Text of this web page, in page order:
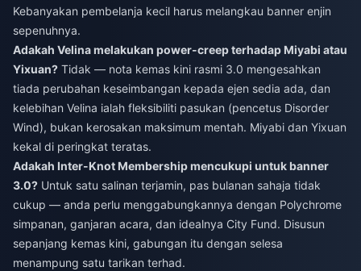
Kebanyakan pembelanja kecil harus melangkau banner enjin
sepenuhnya.
Adakah Velina melakukan power-creep terhadap Miyabi atau
Yixuan? Tidak — nota kemas kini rasmi 3.0 mengesahkan
tiada perubahan keseimbangan kepada ejen sedia ada, dan
kelebihan Velina ialah fleksibiliti pasukan (pencetus Disorder
Wind), bukan kerosakan maksimum mentah. Miyabi dan Yixuan
kekal di peringkat teratas.
Adakah Inter-Knot Membership mencukupi untuk banner
3.0? Untuk satu salinan terjamin, pas bulanan sahaja tidak
cukup — anda perlu menggabungkannya dengan Polychrome
simpanan, ganjaran acara, dan idealnya City Fund. Disusun
sepanjang kemas kini, gabungan itu dengan selesa
menampung satu tarikan terhad.